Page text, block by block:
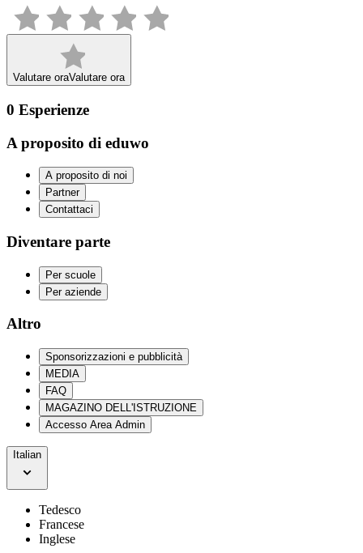
Valutare oraValutare ora
0 Esperienze
A proposito di eduwo
A proposito di noi
Partner
Contattaci
Diventare parte
Per scuole
Per aziende
Altro
Sponsorizzazioni e pubblicità
MEDIA
FAQ
MAGAZINO DELL'ISTRUZIONE
Accesso Area Admin
Italian
Tedesco
Francese
Inglese